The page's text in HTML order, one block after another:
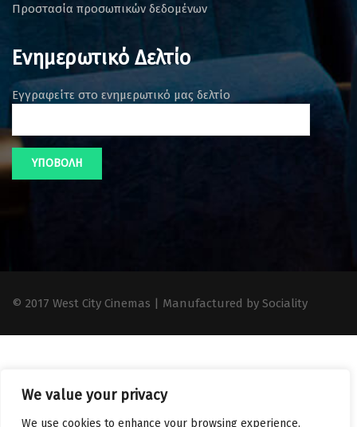
We value your privacy
We use cookies to enhance your browsing experience,
Προστασία προσωπικών δεδομένων
Ενημερωτικό Δελτίο
Εγγραφείτε στο ενημερωτικό μας δελτίο
© 2017 West City Cinemas | Manufactured by Sociality